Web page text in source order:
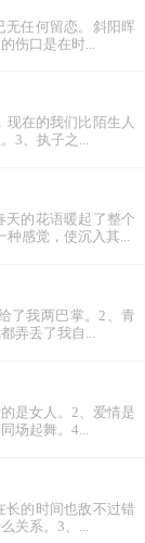
无任何留恋。斜阳晖
伤口是在时...
现在的我们比陌生人
3、执子之...
天的花语暖起了整个
种感觉，使沉入其...
了我两巴掌。2、青
弄丢了我自...
是女人。2、爱情是
场起舞。4...
长的时间也敌不过错
关系。3、...